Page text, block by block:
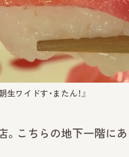
生ワイドす・またん！』
こちらの地下一階にあ